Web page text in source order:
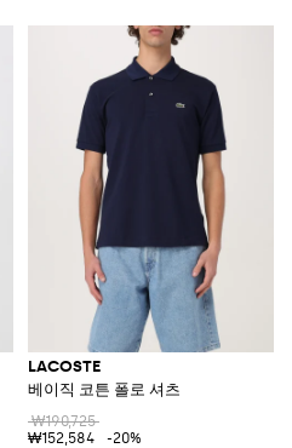
LACOSTE
베이직 코튼 폴로 셔츠
₩190,725
₩152,584
-20%